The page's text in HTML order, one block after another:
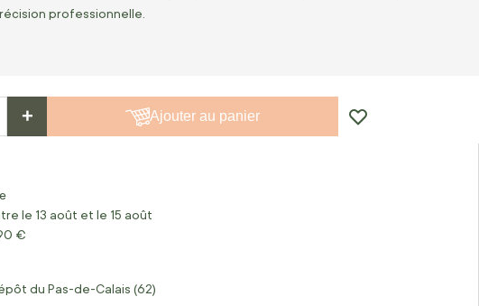
professionnelle.
+ Ajouter au panier
le 13 août et le 15 août
€
du Pas-de-Calais (62)